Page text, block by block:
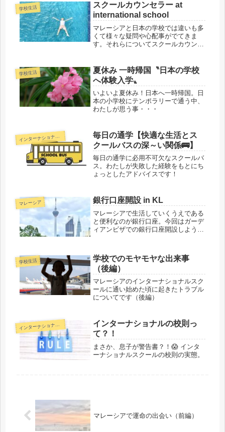
学校生活
スクールカウンセラー at
international school
マレーシアと日本の学校では違いも多
くて様々な疑問や心配事がでてきま
す。それらについてスクールカウンセ
学校生活
夏休み 一時帰国〝日本の学校
へ体験入学〟
いよいよ夏休み！日本へ一時帰国。日
本の小学校にテンポラリーで通う中、
わたしが思う事・・・
インターナショナルスクール
毎日の通学【快適な生活とス
クールバスの深～い関係🚌】
毎日の通学に必用不可欠なスクールバ
ス。わたしが失敗した経験をもとにち
ょっとしたアドバイスです！
マレーシア 銀行口座開設 in KL
マレーシアで生活していくうえである
と便利なのが銀行口座。今回はガーデ
ィアンビザでの銀行口座開設しようと
学校生活
学校でのモヤモヤな出来事
（後編）
マレーシアのインターナショナルスク
ールに通い始めた頃に起きたトラブル
についてです（後編）
インターナショナルスクール
インターナショナルの校則っ
て？！
まさか、息子が警告書？！😱 インタ
ーナショナルスクールの校則の実態。
マレーシアで運命の出会い（前編）